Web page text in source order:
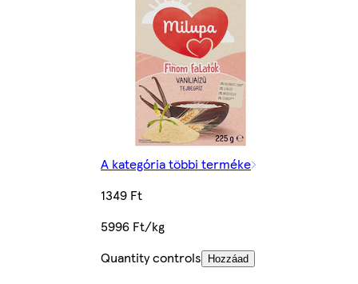
A kategória többi terméke
1349 Ft
5996 Ft/kg
Quantity controls
Hozzáad